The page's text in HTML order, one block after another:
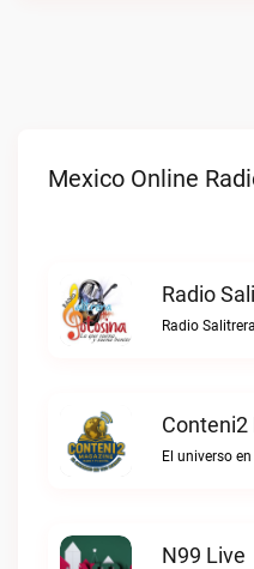
Mexico Online
Radio
Radio
N99 Live